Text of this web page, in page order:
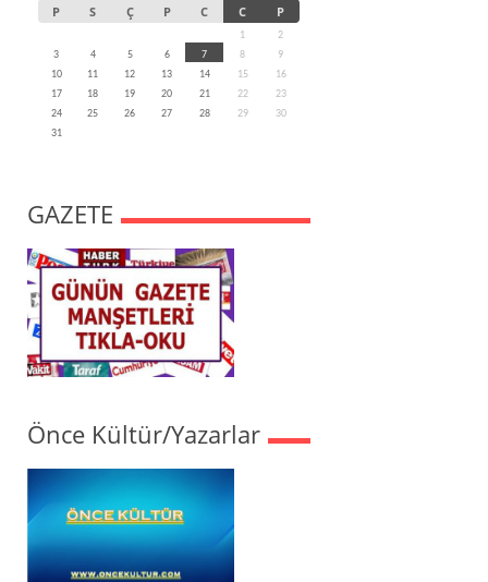
P S Ç P C C P
1
2
3
4 5 6 7 8
9
10
11 12 13 14 15
16
17
18 19 20 21 22
23
24
25 26 27 28 29
30
31
GAZETE
Önce Kültür/Yazarlar